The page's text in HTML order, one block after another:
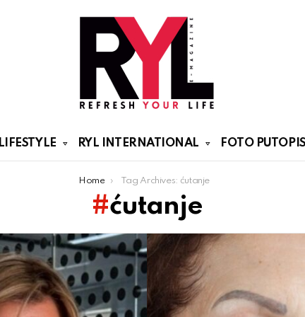
LIFESTYLE RYL INTERNATIONAL FOTO PUTOPISI
Home Tag Archives: ćutanje
ćutanje